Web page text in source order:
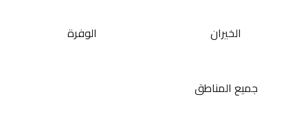
الخيران الوفرة
جميع المناطق